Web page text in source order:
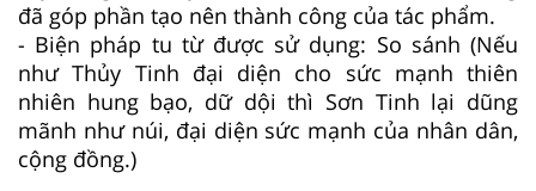
đã góp phần tạo nên thành công của tác phẩm.
- Biện pháp tu từ được sử dụng: So sánh (Nếu
như Thủy Tinh đại diện cho sức mạnh thiên
nhiên hung bạo, dữ dội thì Sơn Tinh lại dũng
mãnh như núi, đại diện sức mạnh của nhân dân,
cộng đồng.)